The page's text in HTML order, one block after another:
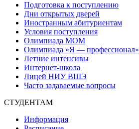
Подготовка к поступлению
Дни открытых дверей
Иностранным абитуриентам
Условия поступления
Олимпиада МОМ
Олимпиада «Я — профессионал»
Летние интенсивы
Интернет-школа
Лицей НИУ ВШЭ
Часто задаваемые вопросы
СТУДЕНТАМ
Информация